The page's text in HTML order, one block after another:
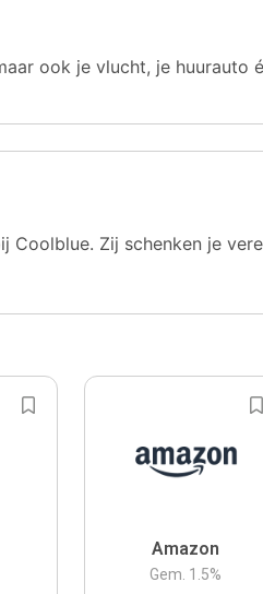
ook je vlucht, je huurauto
Zij schenken je
Amazon
Gem. 1.5%